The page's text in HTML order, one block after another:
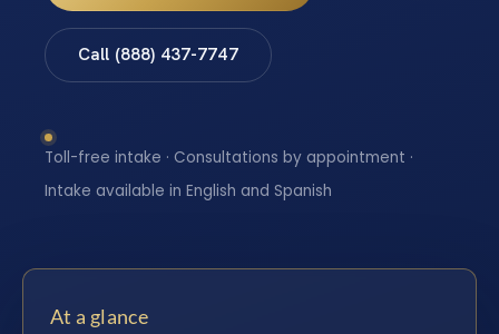
Call (888) 437-7747
Toll-free intake · Consultations by appointment ·
Intake available in English and Spanish
At a glance